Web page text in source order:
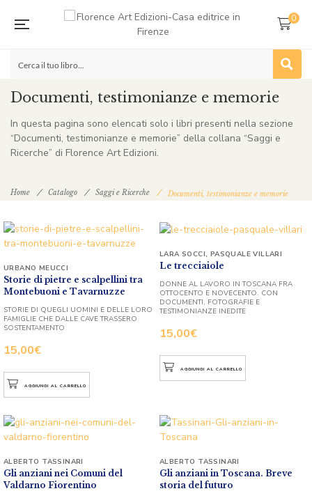
0
Documenti, testimonianze e memorie
In questa pagina sono elencati solo i libri presenti nella sezione
“Documenti, testimonianze e memorie” della collana “Saggi e
Ricerche” di Florence Art Edizioni.
Home Catalogo Saggi e Ricerche Documenti, testimonianze e memorie
Storie di pietre e scalpellini tra
Montebuoni e Tavarnuzze
15,00€
URBANO MEUCCI
STORIE DI QUEGLI UOMINI E DELLE LORO
FAMIGLIE CHE DALLE CAVE TRASSERO
SOSTENTAMENTO
AGGIUNGI AL CARRELLO
Le trecciaiole
15,00€
LARA SOCCI, PASQUALE VILLARI
DONNE AL LAVORO IN TOSCANA FRA
OTTOCENTO E NOVECENTO. CON
DOCUMENTI, FOTOGRAFIE E
TESTIMONIANZE INEDITE
AGGIUNGI AL CARRELLO
Gli anziani nei Comuni del
Valdarno Fiorentino
ALBERTO TASSINARI
Gli anziani in Toscana. Breve
storia del futuro
ALBERTO TASSINARI